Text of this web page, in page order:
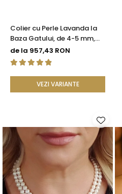
Colier cu Perle Lavanda la
Baza Gatului, de 4-5 mm,
Perle Rare, Calitate AAA+,
Aur 14K | KASKADDA®
de la 957,43 RON
VEZI VARIANTE